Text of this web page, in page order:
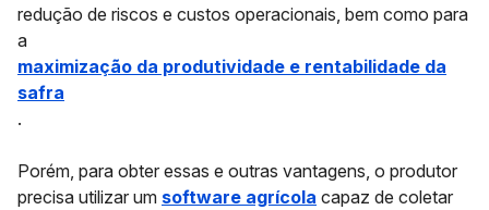
redução de riscos e custos operacionais, bem como para
a
maximização da produtividade e rentabilidade da
safra
.
Porém, para obter essas e outras vantagens, o produtor
precisa utilizar um software agrícola capaz de coletar